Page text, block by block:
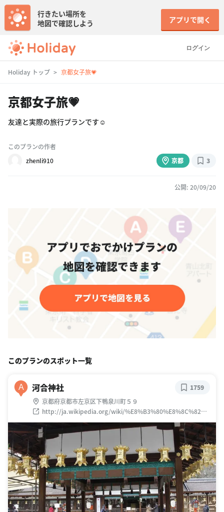
ログイン
行きたい場所を
地図で確認しよう
アプリで開く
Holiday トップ 京都女子旅💗
京都女子旅💗
友達と実際の旅行プランです☺️
このプランの作者
zhenli910
京都 3
公開: 20/09/20
このプランのスポット一覧
A 河合神社
京都府京都市左京区下鴨泉川町５９
http://ja.wikipedia.org/wiki/%E8%B3%80%E8%8C%82%E
5%BE%A1%E7%A5%96%E7%A5%9E%E7%A4%BE
1759